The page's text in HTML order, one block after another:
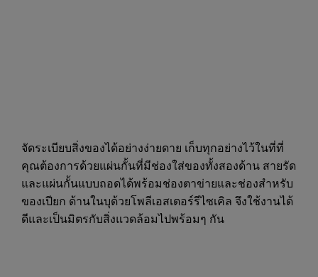
จัดระเบียบสิ่งของได้อย่างง่ายดาย เก็บทุกอย่างไว้ในที่ที่
คุณต้องการด้วยแผ่นกั้นที่มีช่องใส่ของทั้งสองด้าน สายรัด
และแผ่นกั้นแบบถอดได้พร้อมช่องตาข่ายและช่องสำหรับ
ของเปียก ด้านในบุด้วยโพลีเอสเตอร์รีไซเคิล จึงใช้งานได้
ดีและเป็นมิตรกับสิ่งแวดล้อมไปพร้อมๆ กัน